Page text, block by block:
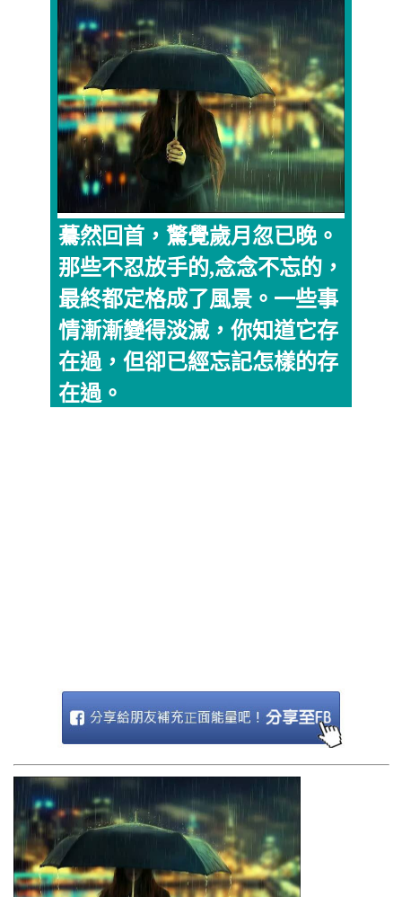
驀然回首，驚覺歲月忽已晚。
那些不忍放手的,念念不忘的，
最終都定格成了風景。一些事
情漸漸變得淡滅，你知道它存
在過，但卻已經忘記怎樣的存
在過。